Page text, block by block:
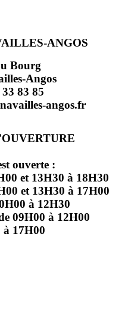
ANGOS
Bourg
Angos
83 85
angos.fr
ouverte :
et 13H30 à 18H30
et 13H30 à 17H00
à 12H30
09H00 à 12H00
à 17H00